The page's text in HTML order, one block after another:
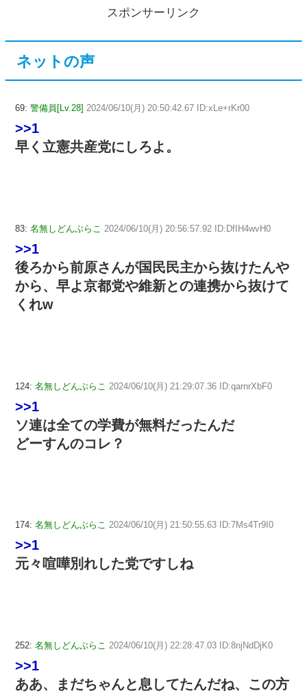
スポンサーリンク
ネットの声
69: 警備員[Lv.28] 2024/06/10(月) 20:50:42.67 ID:xLe+rKr00
>>1
早く立憲共産党にしろよ。
83: 名無しどんぶらこ 2024/06/10(月) 20:56:57.92 ID:DfIH4wvH0
>>1
後ろから前原さんが国民民主から抜けたんや
から、早よ京都党や維新との連携から抜けて
くれw
124: 名無しどんぶらこ 2024/06/10(月) 21:29:07.36 ID:qarnrXbF0
>>1
ソ連は全ての学費が無料だったんだ
どーすんのコレ？
174: 名無しどんぶらこ 2024/06/10(月) 21:50:55.63 ID:7Ms4Tr9I0
>>1
元々喧嘩別れした党ですしね
252: 名無しどんぶらこ 2024/06/10(月) 22:28:47.03 ID:8njNdDjK0
>>1
ああ、まだちゃんと息してたんだね、この方